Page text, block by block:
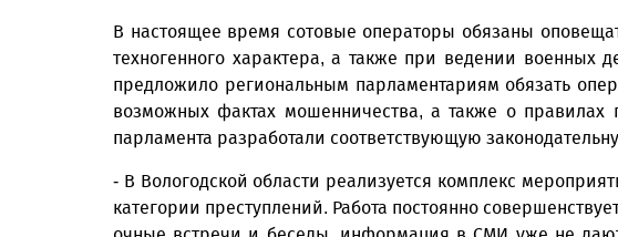
В настоящее время сотовые операторы обязаны
техногенного характера, а также при ведении военных
предложило региональным парламентариям обязать
возможных фактах мошенничества, а также о правилах
парламента разработали соответствующую
- В Вологодской области реализуется комплекс
категории преступлений. Работа постоянно